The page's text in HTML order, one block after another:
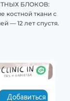
БЛОКОВ:
костной ткани с
— 12 лет спустя.
Добавиться